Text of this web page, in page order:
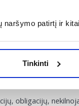
naršymo patirtį ir
Tinkinti
EUR. Prasidėjus
obligacijų,